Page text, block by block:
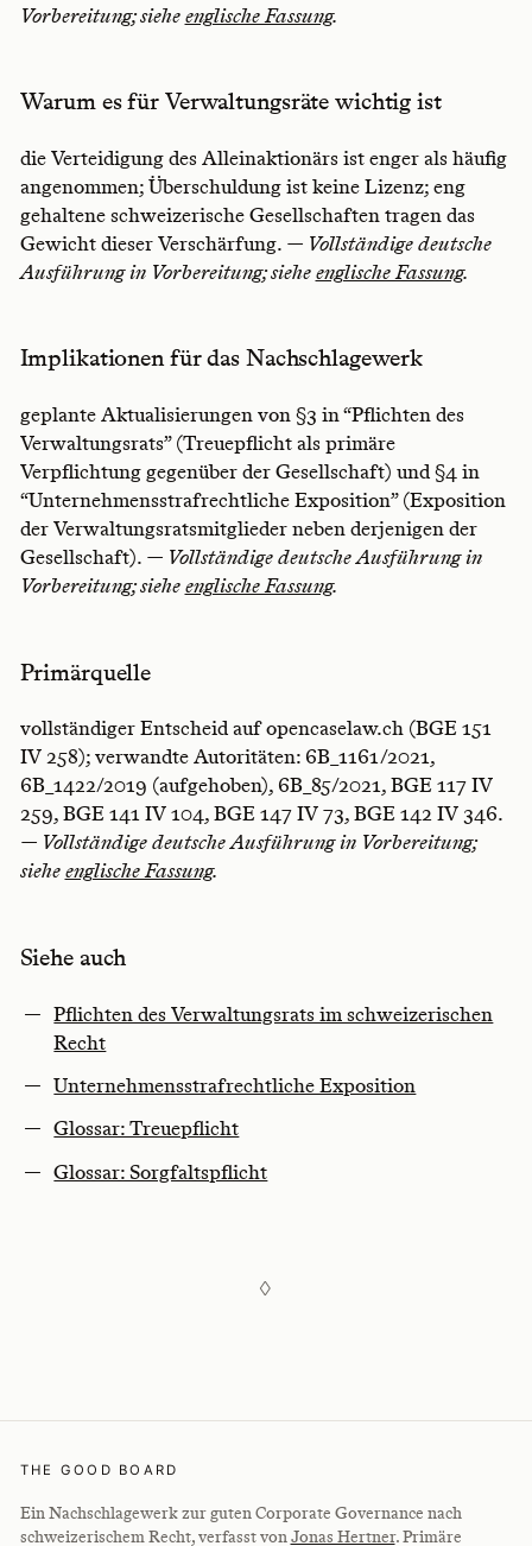
Vorbereitung; siehe englische Fassung.
Warum es für Verwaltungsräte wichtig ist
die Verteidigung des Alleinaktionärs ist enger als häufig
angenommen; Überschuldung ist keine Lizenz; eng
gehaltene schweizerische Gesellschaften tragen das
Gewicht dieser Verschärfung. — Vollständige deutsche
Ausführung in Vorbereitung; siehe englische Fassung.
Implikationen für das Nachschlagewerk
geplante Aktualisierungen von §3 in “Pflichten des
Verwaltungsrats” (Treuepflicht als primäre
Verpflichtung gegenüber der Gesellschaft) und §4 in
“Unternehmensstrafrechtliche Exposition” (Exposition
der Verwaltungsratsmitglieder neben derjenigen der
Gesellschaft). — Vollständige deutsche Ausführung in
Vorbereitung; siehe englische Fassung.
Primärquelle
vollständiger Entscheid auf opencaselaw.ch (BGE 151
IV 258); verwandte Autoritäten: 6B_1161/2021,
6B_1422/2019 (aufgehoben), 6B_85/2021, BGE 117 IV
259, BGE 141 IV 104, BGE 147 IV 73, BGE 142 IV 346.
— Vollständige deutsche Ausführung in Vorbereitung;
siehe englische Fassung.
Siehe auch
Pflichten des Verwaltungsrats im schweizerischen
Recht
Unternehmensstrafrechtliche Exposition
Glossar: Treuepflicht
Glossar: Sorgfaltspflicht
◊
THE GOOD BOARD
Ein Nachschlagewerk zur guten Corporate Governance nach
schweizerischem Recht, verfasst von Jonas Hertner. Primäre